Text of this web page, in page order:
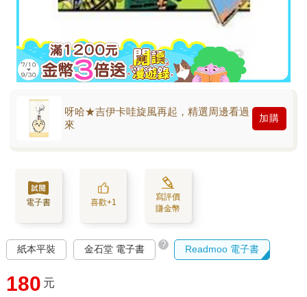
呀哈★吉伊卡哇旋風再起，精選周邊看過
來
加購
電子書 喜歡+1
寫評價
賺金幣
紙本平裝 金石堂 電子書 ? Readmoo 電子書
180 元